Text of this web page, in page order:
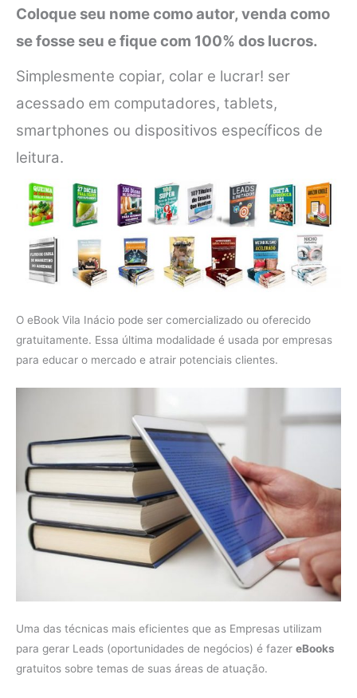
Coloque seu nome como autor, venda como
se fosse seu e fique com 100% dos lucros.
Simplesmente copiar, colar e lucrar! ser
acessado em computadores, tablets,
smartphones ou dispositivos específicos de
leitura.
O eBook Vila Inácio pode ser comercializado ou oferecido
gratuitamente. Essa última modalidade é usada por empresas
para educar o mercado e atrair potenciais clientes.
Uma das técnicas mais eficientes que as Empresas utilizam
para gerar Leads (oportunidades de negócios) é fazer eBooks
gratuitos sobre temas de suas áreas de atuação.